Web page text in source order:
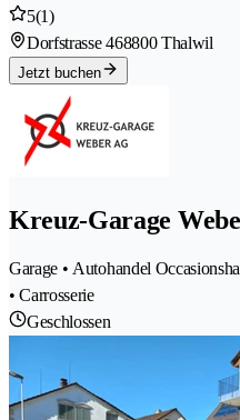
5(1)
Dorfstrasse 468800 Thalwil
Jetzt buchen
Kreuz-Garage
Garage • Autohandel
• Carrosserie
Geschlossen